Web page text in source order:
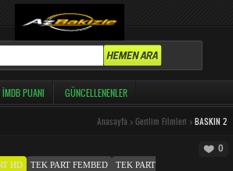
İMDB PUANI GÜNCELLENENLER
Anasayfa > Gerilim Filmleri > BASKIN 2
0
HD TEK PART FEMBED TEK PART